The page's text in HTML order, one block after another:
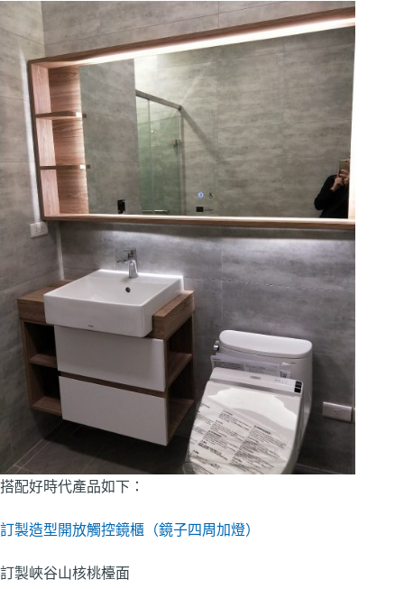
搭配好時代產品如下：
訂製造型開放觸控鏡櫃（鏡子四周加燈）
訂製峽谷山核桃檯面